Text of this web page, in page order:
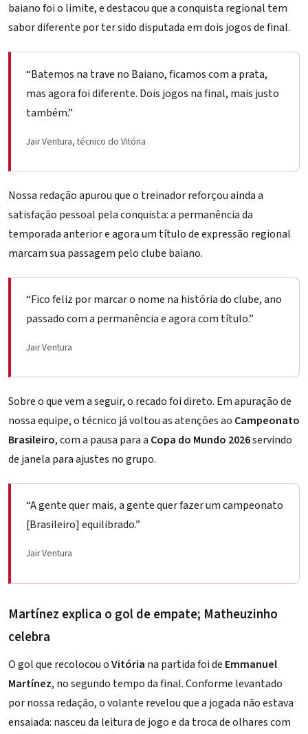
baiano foi o limite, e destacou que a conquista regional tem
sabor diferente por ter sido disputada em dois jogos de final.
“Batemos na trave no Baiano, ficamos com a prata,
mas agora foi diferente. Dois jogos na final, mais justo
também.”
Jair Ventura, técnico do Vitória
Nossa redação apurou que o treinador reforçou ainda a
satisfação pessoal pela conquista: a permanência da
temporada anterior e agora um título de expressão regional
marcam sua passagem pelo clube baiano.
“Fico feliz por marcar o nome na história do clube, ano
passado com a permanência e agora com título.”
Jair Ventura
Sobre o que vem a seguir, o recado foi direto. Em apuração de
nossa equipe, o técnico já voltou as atenções ao Campeonato
Brasileiro, com a pausa para a Copa do Mundo 2026servindo
de janela para ajustes no grupo.
“A gente quer mais, a gente quer fazer um campeonato
[Brasileiro] equilibrado.”
Jair Ventura
Martínez explica o gol de empate; Matheuzinho
celebra
O gol que recolocou oVitória na partida foi de Emmanuel
Martínez, no segundo tempo da final. Conforme levantado
por nossa redação, o volante revelou que a jogada não estava
ensaiada: nasceu da leitura de jogo e da troca de olhares com